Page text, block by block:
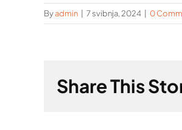
Byadmin 7 svibnja, 2024 0
Share This